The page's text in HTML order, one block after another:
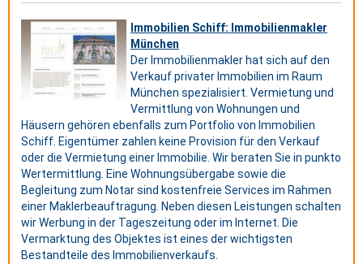
Immobilien Schiff: Immobilienmakler
München
Der Immobilienmakler hat sich auf den
Verkauf privater Immobilien im Raum
München spezialisiert. Vermietung und
Vermittlung von Wohnungen und
Häusern gehören ebenfalls zum Portfolio von Immobilien
Schiff. Eigentümer zahlen keine Provision für den Verkauf
oder die Vermietung einer Immobilie. Wir beraten Sie in punkto
Wertermittlung. Eine Wohnungsübergabe sowie die
Begleitung zum Notar sind kostenfreie Services im Rahmen
einer Maklerbeauftragung. Neben diesen Leistungen schalten
wir Werbung in der Tageszeitung oder im Internet. Die
Vermarktung des Objektes ist eines der wichtigsten
Bestandteile des Immobilienverkaufs.